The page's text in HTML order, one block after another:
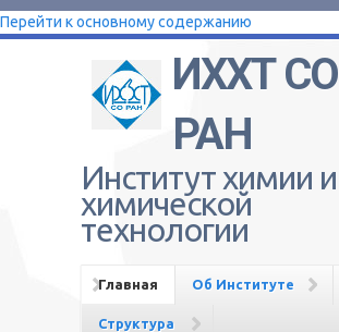
Перейти к основному содержанию
ИХХТ СО
РАН
Институт химии и
химической
технологии
Главная Об Институте
Структура